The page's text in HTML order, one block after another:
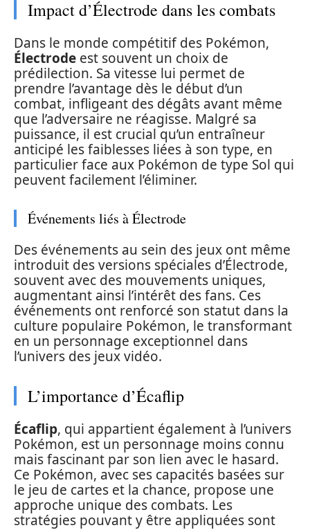
Impact d’Électrode dans les combats
Dans le monde compétitif des Pokémon,
Électrode est souvent un choix de
prédilection. Sa vitesse lui permet de
prendre l’avantage dès le début d’un
combat, infligeant des dégâts avant même
que l’adversaire ne réagisse. Malgré sa
puissance, il est crucial qu’un entraîneur
anticipé les faiblesses liées à son type, en
particulier face aux Pokémon de type Sol qui
peuvent facilement l’éliminer.
Événements liés à Électrode
Des événements au sein des jeux ont même
introduit des versions spéciales d’Électrode,
souvent avec des mouvements uniques,
augmentant ainsi l’intérêt des fans. Ces
événements ont renforcé son statut dans la
culture populaire Pokémon, le transformant
en un personnage exceptionnel dans
l’univers des jeux vidéo.
L’importance d’Écaflip
Écaflip, qui appartient également à l’univers
Pokémon, est un personnage moins connu
mais fascinant par son lien avec le hasard.
Ce Pokémon, avec ses capacités basées sur
le jeu de cartes et la chance, propose une
approche unique des combats. Les
stratégies pouvant y être appliquées sont